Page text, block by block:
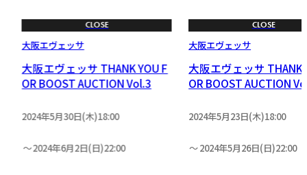
CLOSE
大阪エヴェッサ
大阪エヴェッサ THANK YOU F
OR BOOST AUCTION Vol.3
2024年5月30日(木)18:00
2024年6月2日(日)22:00
CLOSE
大阪エヴェッサ
大阪エヴェッサ THANK
OR BOOST AUCTION
2024年5月23日(木)18:00
2024年5月26日(日)22:00